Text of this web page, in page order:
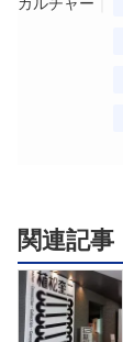
カルチャー
関連記事